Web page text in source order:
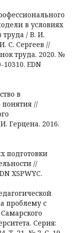
в условиях
/ В. И.
С. Сергеев //
труда. 2020. №
10310. EDN
в
//
Герцена. 2016.
подготовки
//
XSPWYC.
проблему с
Серия: